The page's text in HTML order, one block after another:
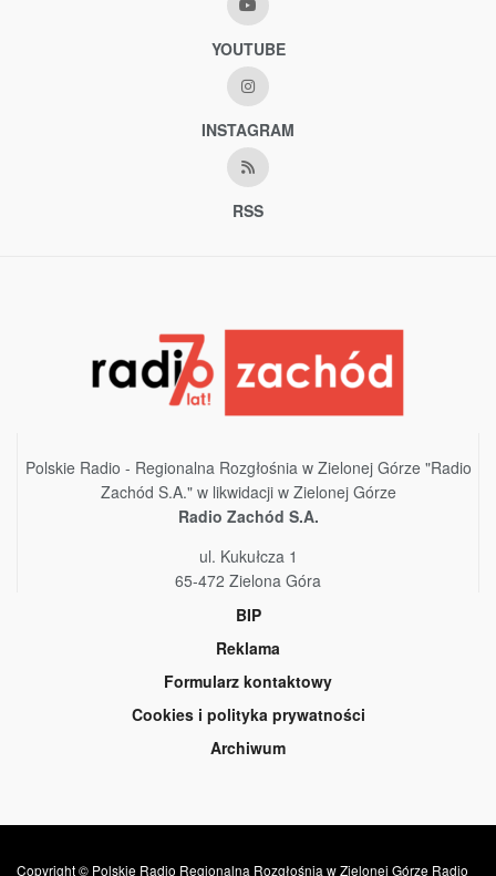
YOUTUBE
INSTAGRAM
RSS
Polskie Radio - Regionalna Rozgłośnia w Zielonej Górze "Radio
Zachód S.A." w likwidacji w Zielonej Górze
Radio Zachód S.A.
ul. Kukułcza 1
65-472 Zielona Góra
BIP
Reklama
Formularz kontaktowy
Cookies i polityka prywatności
Archiwum
Copyright © Polskie Radio Regionalna Rozgłośnia w Zielonej Górze Radio